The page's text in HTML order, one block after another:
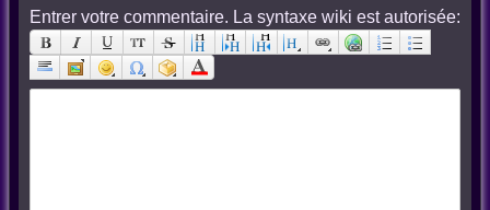
Entrer votre commentaire. La syntaxe wiki est autorisée: